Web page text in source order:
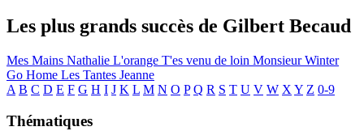
Les plus grands succès de Gilbert Becaud
Mes Mains Nathalie L'orange T'es venu de loin Monsieur Winter
Go Home Les Tantes Jeanne
A B C D E F G H I J K L M N O P Q R S T U V W X Y Z 0-9
Thématiques